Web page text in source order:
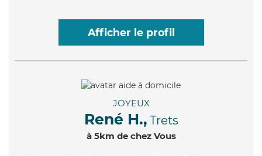
Afficher le profil
JOYEUX
René H., Trets
à 5km de chez Vous